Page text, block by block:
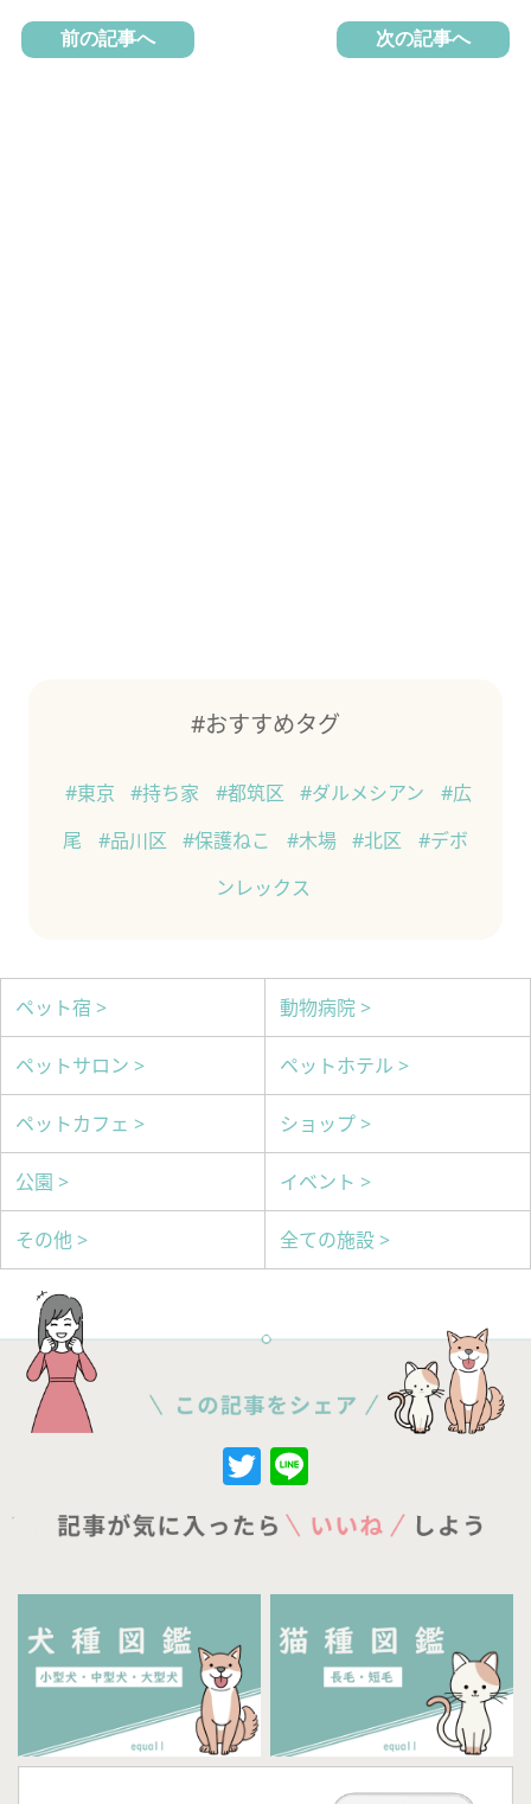
前の記事へ 次の記事へ
#おすすめタグ
#東京 #持ち家 #都筑区 #ダルメシアン
#広
尾
#品川区 #保護ねこ #木場 #北区
#デボ
ンレックス
ペット宿 > 動物病院 >
ペットサロン > ペットホテル >
ペットカフェ > ショップ >
公園 > イベント >
その他 > 全ての施設 >
Twitter